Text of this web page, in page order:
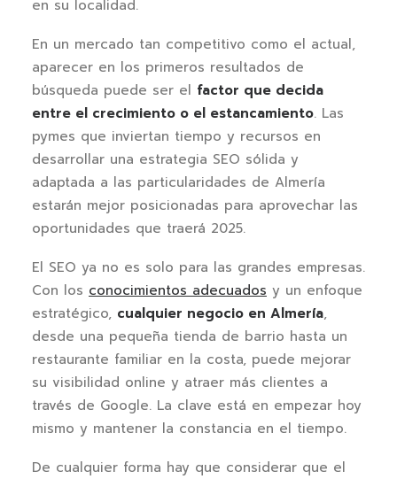
en su localidad.
En un mercado tan competitivo como el actual,
aparecer en los primeros resultados de
búsqueda puede ser el factor que decida
entre el crecimiento o el estancamiento. Las
pymes que inviertan tiempo y recursos en
desarrollar una estrategia SEO sólida y
adaptada a las particularidades de Almería
estarán mejor posicionadas para aprovechar las
oportunidades que traerá 2025.
El SEO ya no es solo para las grandes empresas.
Con los conocimientos adecuados y un enfoque
estratégico, cualquier negocio en Almería,
desde una pequeña tienda de barrio hasta un
restaurante familiar en la costa, puede mejorar
su visibilidad online y atraer más clientes a
través de Google. La clave está en empezar hoy
mismo y mantener la constancia en el tiempo.
De cualquier forma hay que considerar que el